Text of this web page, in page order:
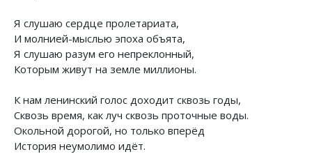
Я слушаю сердце пролетариата,
И молнией-мыслью эпоха объята,
Я слушаю разум его непреклонный,
Которым живут на земле миллионы.
К нам ленинский голос доходит сквозь годы,
Сквозь время, как луч сквозь проточные воды.
Окольной дорогой, но только вперёд
История неумолимо идёт.